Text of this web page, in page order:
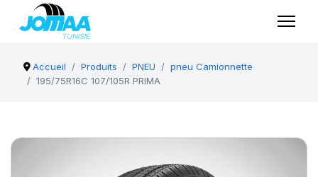
Accueil Produits PNEU
pneu Camionnette
195/75R16C 107/105R PRIMA